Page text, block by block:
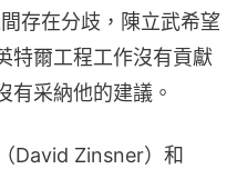
存在分歧，陳立武希望
特爾工程工作沒有貢獻
有采納他的建議。
David Zinsner）和